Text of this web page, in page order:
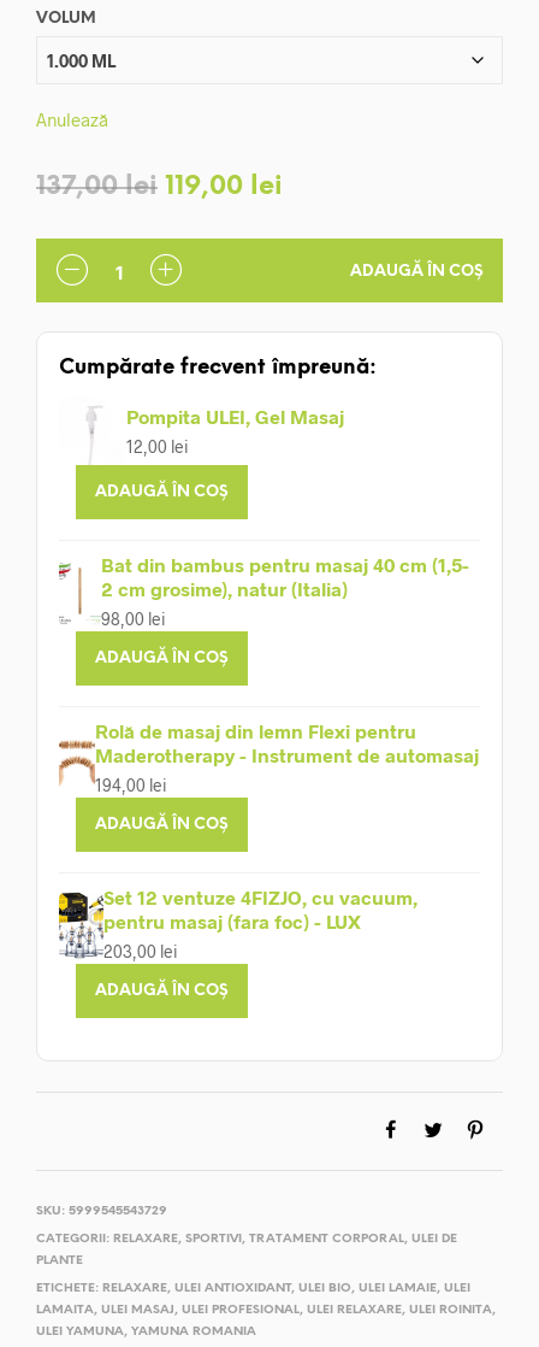
VOLUM
Anulează
137,00lei Prețul
a
fost:
119,00 lei
119,00 lei.
ADAUGĂ ÎN COȘ
Cumpărate frecvent împreună:
Pompita ULEI, Gel Masaj
12,00 lei
ADAUGĂ ÎN COȘ
Bat din bambus pentru masaj 40 cm (1,5-
2 cm grosime), natur (Italia)
98,00 lei
ADAUGĂ ÎN COȘ
Rolă de masaj din lemn Flexi pentru
Maderotherapy - Instrument de automasaj
194,00 lei
ADAUGĂ ÎN COȘ
Set 12 ventuze 4FIZJO, cu vacuum,
pentru masaj (fara foc) - LUX
203,00 lei
ADAUGĂ ÎN COȘ
SKU: 5999545543729
CATEGORII: RELAXARE, SPORTIVI , TRATAMENT CORPORAL, ULEI DE
PLANTE
ETICHETE: RELAXARE, ULEI ANTIOXIDANT, ULEI BIO, ULEI LAMAIE, ULEI
LAMAITA, ULEI MASAJ, ULEI PROFESIONAL, ULEI RELAXARE, ULEI ROINITA,
ULEI YAMUNA, YAMUNA ROMANIA